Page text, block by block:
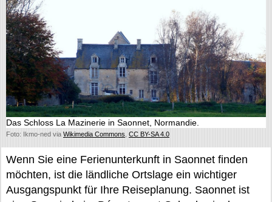
Das Schloss La Mazinerie in Saonnet, Normandie.
Foto: Ikmo-ned via Wikimedia Commons CC BY-SA 4.0
Wenn Sie eine Ferienunterkunft in Saonnet finden
möchten, ist die ländliche Ortslage ein wichtiger
Ausgangspunkt für Ihre Reiseplanung. Saonnet ist